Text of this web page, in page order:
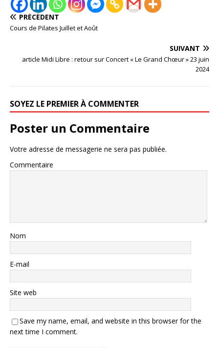
PRÉCÉDENT
Cours de Pilates Juillet et Août
SUIVANT
article Midi Libre : retour sur Concert « Le Grand Chœur » 23 juin
2024
SOYEZ LE PREMIER À COMMENTER
Poster un Commentaire
Votre adresse de messagerie ne sera pas publiée.
Commentaire
Nom
E-mail
Site web
Save my name, email, and website in this browser for the
next time I comment.